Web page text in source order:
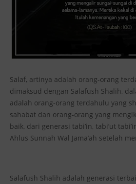
Salaf, artinya adalah orang-orang
dimaksud dengan Salafush Shalih,
adalah orang-orang terdahulu yang
sahabat dan orang-orang yang
baik, dari generasi tabi’in, tabi’ut
Ahlus Sunnah Wal Jama’ah setelah
Salafush Shalih adalah generasi